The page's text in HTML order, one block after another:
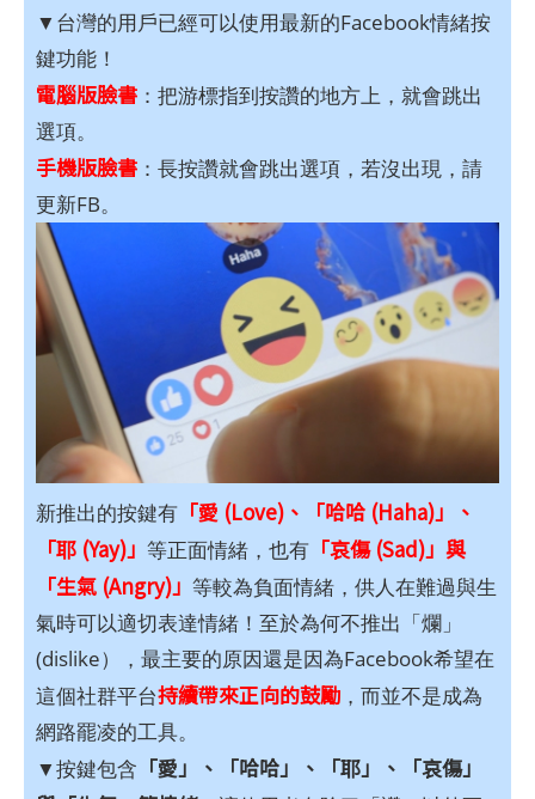
▼台灣的用戶已經可以使用最新的Facebook情緒按
鍵功能！
電腦版臉書 ：把游標指到按讚的地方上，就會跳出
選項。
手機版臉書 ：長按讚就會跳出選項，若沒出現，請
更新FB。
新推出的按鍵有 「愛 (Love)、「哈哈 (Haha)」、
「耶 (Yay)」 等正面情緒，也有 「哀傷 (Sad)」與
「生氣 (Angry)」 等較為負面情緒，供人在難過與生
氣時可以適切表達情緒！至於為何不推出「爛」
(dislike），最主要的原因還是因為Facebook希望在
這個社群平台持續帶來正向的鼓勵 ，而並不是成為
網路罷凌的工具。
▼按鍵包含 「愛」、「哈哈」、「耶」、「哀傷」